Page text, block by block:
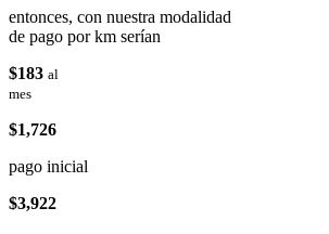
entonces, con nuestra modalidad
de pago por km serían
$183 al
mes
$1,726
pago inicial
$3,922